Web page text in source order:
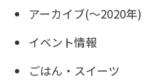
アーカイブ(〜2020年)
イベント情報
ごはん・スイーツ